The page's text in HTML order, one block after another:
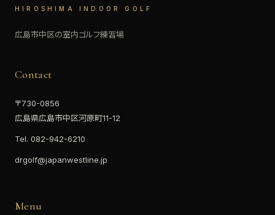
HIROSHIMA INDOOR GOLF
広島市中区の室内ゴルフ練習場
Contact
〒730-0856
広島県広島市中区河原町11-12
Tel. 082-942-6210
drgolf@japanwestline.jp
Menu